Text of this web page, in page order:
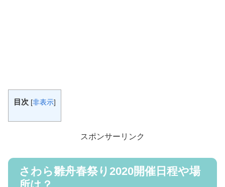
目次 [非表示]
スポンサーリンク
さわら雛舟春祭り2020開催日程や場